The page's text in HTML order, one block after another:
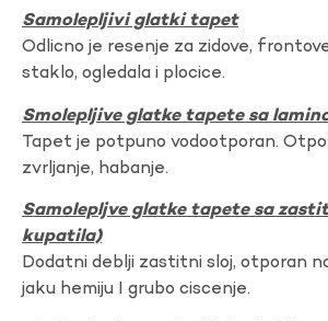
Samolepljivi glatki tapet
Odlicno je resenje za zidove,
staklo, ogledala i plocice.
Smolepljive glatke tapete sa
Tapet je potpuno vodootporan.
zvrljanje, habanje.
Samolepljve glatke tapete sa
kupatila)
Dodatni deblji zastitni sloj, otporan
jaku hemiju I grubo ciscenje.